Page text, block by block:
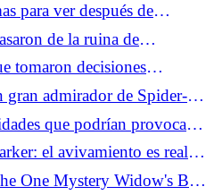
para ver después de
de la ruina de
de taquilla de Hollywood
tomaron decisiones
gran admirador de Spider-
tráiler de Brand New Day
que podrían provocar
de Michael Jackson
el avivamiento es real y
One Mystery Widow's Bay